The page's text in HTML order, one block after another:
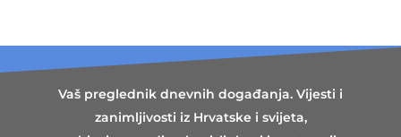
Vaš preglednik dnevnih događanja. Vijesti i
zanimljivosti iz Hrvatske i svijeta,